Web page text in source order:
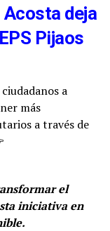
deja
Pijaos
a
más
a través de
el
iniciativa en